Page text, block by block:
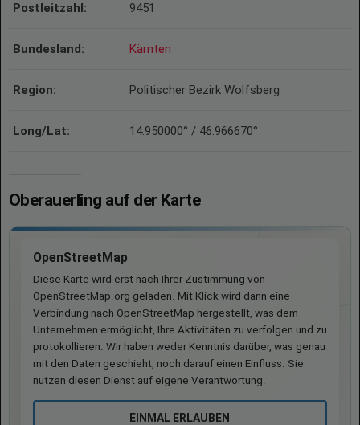
Postleitzahl: 9451
Bundesland: Kärnten
Region: Politischer Bezirk Wolfsberg
Long/Lat: 14.950000° / 46.966670°
Oberauerling auf der Karte
OpenStreetMap
Diese Karte wird erst nach Ihrer Zustimmung von
OpenStreetMap.org geladen. Mit Klick wird dann eine
Verbindung nach OpenStreetMap hergestellt, was dem
Unternehmen ermöglicht, Ihre Aktivitäten zu verfolgen und zu
protokollieren. Wir haben weder Kenntnis darüber, was genau
mit den Daten geschieht, noch darauf einen Einfluss. Sie
nutzen diesen Dienst auf eigene Verantwortung.
EINMAL ERLAUBEN